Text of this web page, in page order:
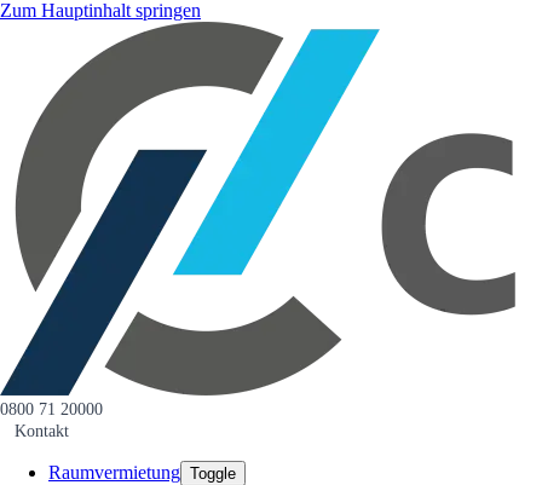
Zum Hauptinhalt springen
0800 71 20000
Kontakt
Raumvermietung Toggle